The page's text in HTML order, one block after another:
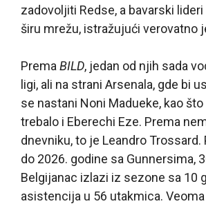
zadovoljiti Redse, a bavarski
širu mrežu, istražujući verovatno
Prema BILD, jedan od njih sada
ligi, ali na strani Arsenala, gde bi
se nastani Noni Madueke, kao
trebalo i Eberechi Eze. Prema
dnevniku, to je Leandro Trossard.
do 2026. godine sa Gunnersima,
Belgijanac izlazi iz sezone sa 10
asistencija u 56 utakmica.